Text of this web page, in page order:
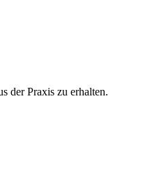
der Praxis zu erhalten.